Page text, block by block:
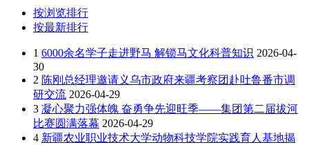
按浏览排行
按最新排行
1 6000余名学子走进野马 解锁马文化科普知识 2026-04-
30
2 陈刚总经理邀请义乌市政府来疆考察团赴吐鲁番市调
研交流 2026-04-29
3 凝心聚力强体魄 奋勇争先迎旺季——集团第二届拔河
比赛圆满落幕 2026-04-29
4 新疆农业职业技术大学动物科技学院实践育人基地揭